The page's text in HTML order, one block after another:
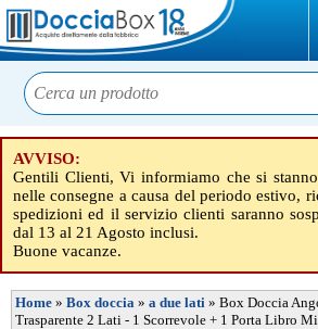
AVVISO:
Gentili Clienti, Vi informiamo che si
nelle consegne a causa del periodo estivo,
spedizioni ed il servizio clienti saranno
dal 13 al 21 Agosto inclusi.
Buone vacanze.
Home » Box doccia » a due lati » Box Doccia
Trasparente 2 Lati - 1 Scorrevole + 1 Porta Libro